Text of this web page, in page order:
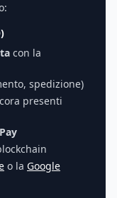
con la
spedizione)
presenti
o la Google